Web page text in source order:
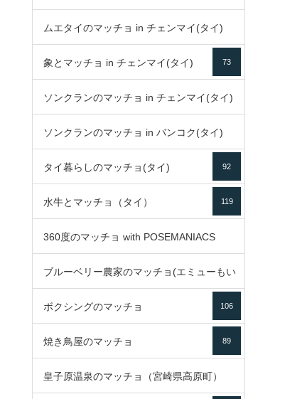
イ)
ムエタイのマッチョ in チェンマイ(タイ)
79
象とマッチョ in チェンマイ(タイ) 73
ソンクランのマッチョ in チェンマイ(タイ)
ソンクランのマッチョ in バンコク(タイ)
85
タイ暮らしのマッチョ(タイ) 92
水牛とマッチョ（タイ） 119
360度のマッチョ with POSEMANIACS
49
ブルーベリー農家のマッチョ(エミューもい
るよ) 72
ボクシングのマッチョ 106
焼き鳥屋のマッチョ 89
皇子原温泉のマッチョ（宮崎県高原町）